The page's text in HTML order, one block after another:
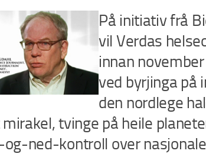
På initiativ frå
vil Verdas
innan
ved byrjinga på
den nordlege
tvinge på heile
ned-kontroll over